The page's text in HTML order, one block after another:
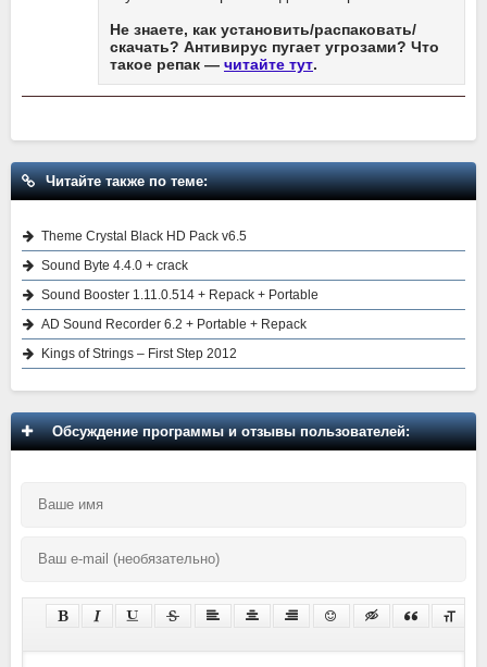
Не знаете, как установить/распаковать/
скачать? Антивирус пугает угрозами? Что
такое репак — читайте тут.
Читайте также по теме:
Theme Crystal Black HD Pack v6.5
Sound Byte 4.4.0 + crack
Sound Booster 1.11.0.514 + Repack + Portable
AD Sound Recorder 6.2 + Portable + Repack
Kings of Strings – First Step 2012
Обсуждение программы и отзывы пользователей: